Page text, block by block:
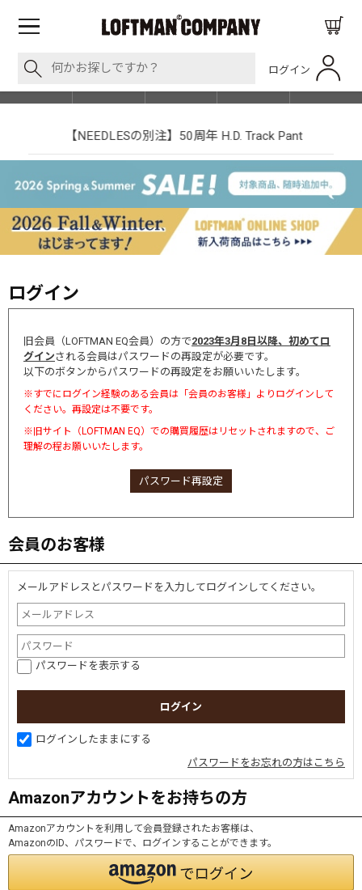
ログイン
SHOP LIST
【NEEDLESの別注】50周年 H.D. Track Pant
ログイン
旧会員（LOFTMAN EQ会員）の方で2023年3月8日以降、初めてロ
グインされる会員はパスワードの再設定が必要です。
以下のボタンからパスワードの再設定をお願いいたします。
※すでにログイン経験のある会員は「会員のお客様」よりログインして
ください。再設定は不要です。
※旧サイト（LOFTMAN EQ）での購買履歴はリセットされますので、ご
理解の程お願いいたします。
パスワード再設定
会員のお客様
メールアドレスとパスワードを入力してログインしてください。
パスワードを表示する
ログインしたままにする
パスワードをお忘れの方はこちら
Amazonアカウントをお持ちの方
Amazonアカウントを利用して会員登録されたお客様は、
AmazonのID、パスワードで、ログインすることができます。